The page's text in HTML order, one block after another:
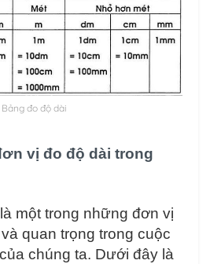
Bảng đo độ dài
vị đo độ dài trong
một trong những đơn vị
quan trọng trong cuộc
chúng ta. Dưới đây là